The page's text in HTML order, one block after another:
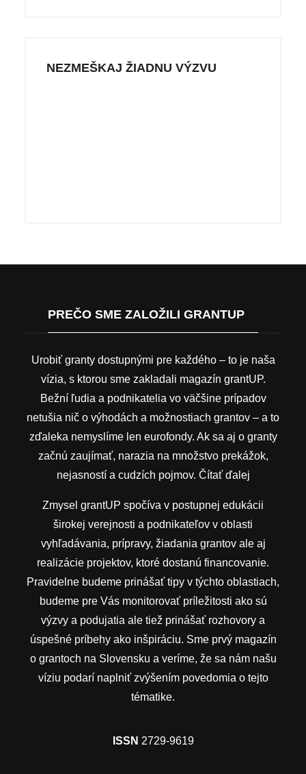
NEZMEŠKAJ ŽIADNU VÝZVU
PREČO SME ZALOŽILI GRANTUP
Urobiť granty dostupnými pre každého – to je naša
vízia, s ktorou sme zakladali magazín grantUP.
Bežní ľudia a podnikatelia vo väčšine prípadov
netušia nič o výhodách a možnostiach grantov – a to
zďaleka nemyslíme len eurofondy. Ak sa aj o granty
začnú zaujímať, narazia na množstvo prekážok,
nejasností a cudzích pojmov. Čítať ďalej
Zmysel grantUP spočíva v postupnej edukácii
širokej verejnosti a podnikateľov v oblasti
vyhľadávania, prípravy, žiadania grantov ale aj
realizácie projektov, ktoré dostanú financovanie.
Pravidelne budeme prinášať tipy v týchto oblastiach,
budeme pre Vás monitorovať príležitosti ako sú
výzvy a podujatia ale tiež prinášať rozhovory a
úspešné príbehy ako inšpiráciu. Sme prvý magazín
o grantoch na Slovensku a veríme, že sa nám našu
víziu podarí naplniť zvýšením povedomia o tejto
tématike.
ISSN 2729-9619